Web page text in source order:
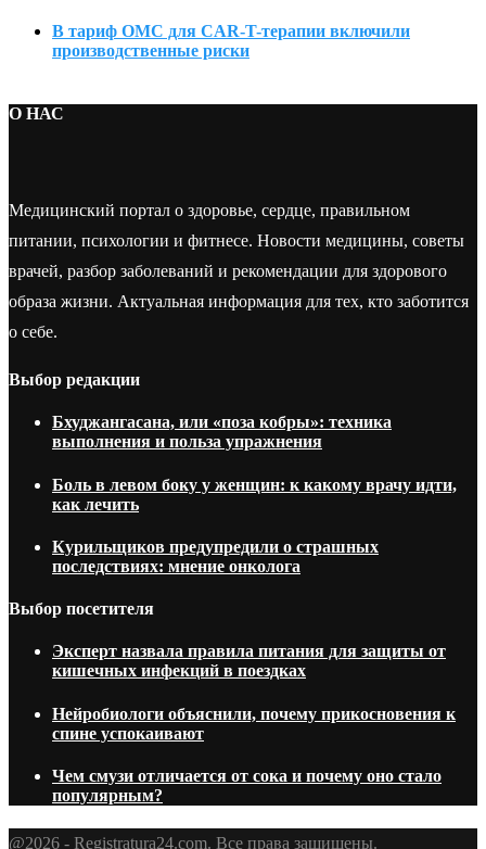
В тариф ОМС для CAR-T-терапии включили
производственные риски
О НАС
Медицинский портал о здоровье, сердце, правильном
питании, психологии и фитнесе. Новости медицины, советы
врачей, разбор заболеваний и рекомендации для здорового
образа жизни. Актуальная информация для тех, кто заботится
о себе.
Выбор редакции
Бхуджангасана, или «поза кобры»: техника
выполнения и польза упражнения
Боль в левом боку у женщин: к какому врачу идти,
как лечить
Курильщиков предупредили о страшных
последствиях: мнение онколога
Выбор посетителя
Эксперт назвала правила питания для защиты от
кишечных инфекций в поездках
Нейробиологи объяснили, почему прикосновения к
спине успокаивают
Чем смузи отличается от сока и почему оно стало
популярным?
@2026 - Registratura24.com. Все права защищены.